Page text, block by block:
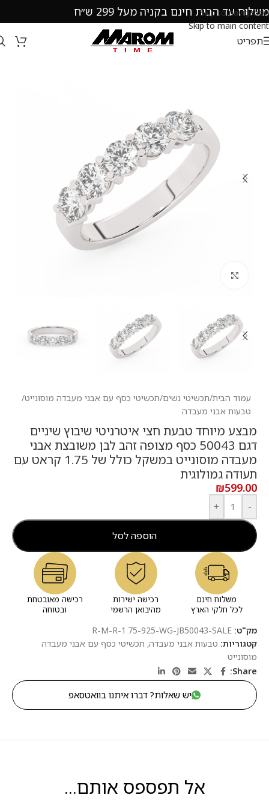
Skip to navigation
Skip to main content
משלוח עד הבית חינם בקניה מעל 299 ש״ח
תפריט
עמוד הבית/תכשיטי נשים/תכשיטי כסף עם אבני מעבדה מוסונייט/
טבעות אבני מעבדה
מבצע מיוחד טבעת חצי איטרניטי שיבוץ שיניים
דגם 50043 כסף מצופה זהב לבן משובצת אבני
מעבדה מוסונייט במשקל כולל של 1.75 קראט עם
תעודה גמולוגית
₪599.00
-
+
הוספה לסל
משלוח חינם
לכל חלקי הארץ
רכישה ישירות
מהיבואן הרשמי
רכישה מאובטחת
ובטוחה
מק"ט: R-M-R-1.75-925-WG-JB50043-SALE
קטגוריות: טבעות אבני מעבדה, תכשיטי כסף עם אבני מעבדה
מוסונייט
Share:
יש שאלות? דברו איתנו בוואטסאפ
אל תפספס אותם...